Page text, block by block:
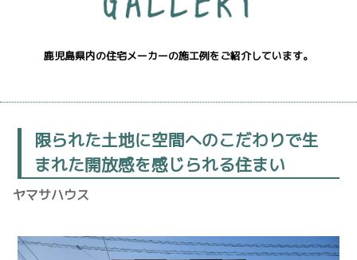
鹿児島県内の住宅メーカーの施工例をご紹介しています。
限られた土地に空間へのこだわりで生
まれた開放感を感じられる住まい
ヤマサハウス